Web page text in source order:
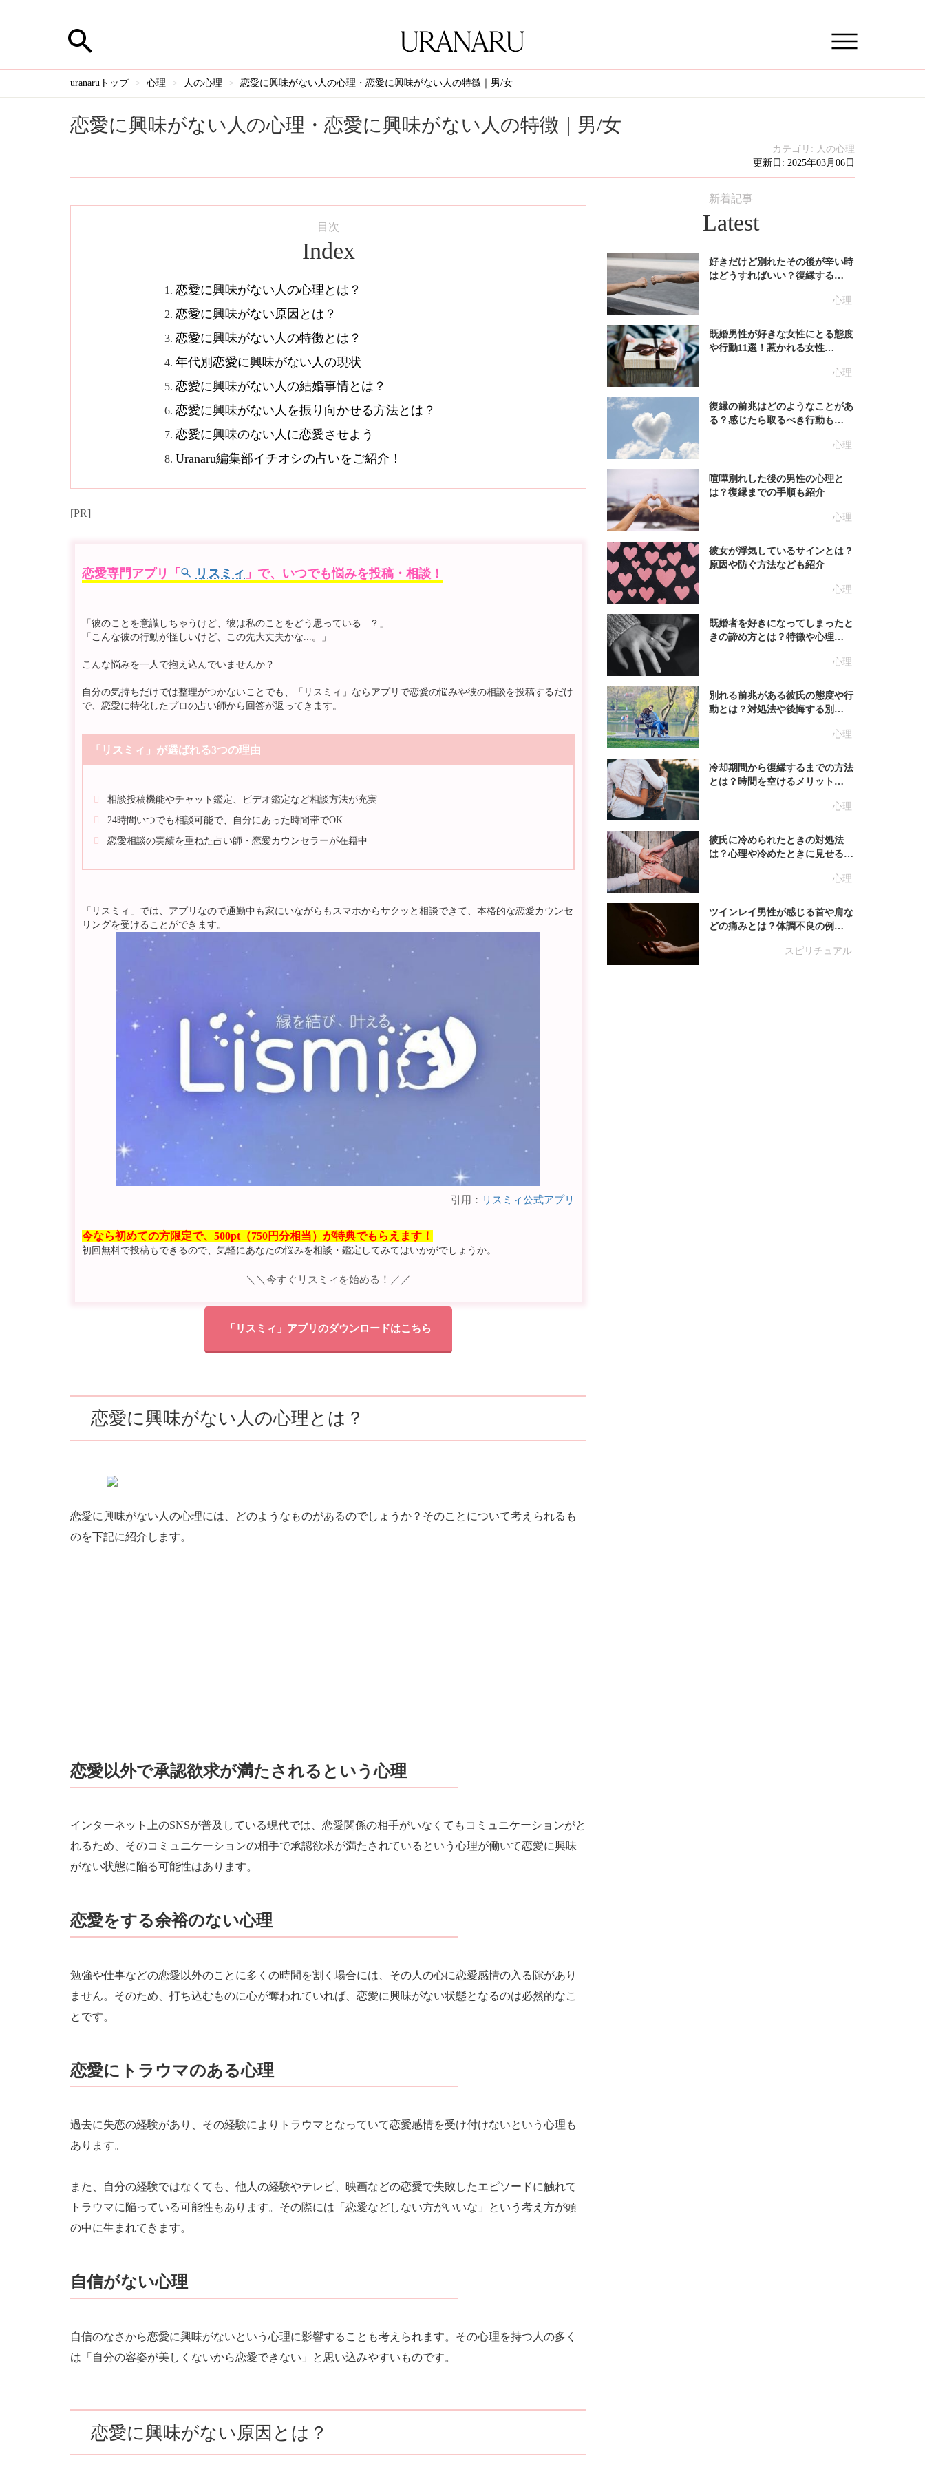
uranaruトップ 心理 人の心理 恋愛に興味がない人の心理・恋愛に興味がない人の特徴｜男/女
恋愛に興味がない人の心理・恋愛に興味がない人の特徴｜男/女
カテゴリ: 人の心理
更新日: 2025年03月06日
目次
Index
恋愛に興味がない人の心理とは？
恋愛に興味がない原因とは？
恋愛に興味がない人の特徴とは？
年代別恋愛に興味がない人の現状
恋愛に興味がない人の結婚事情とは？
恋愛に興味がない人を振り向かせる方法とは？
恋愛に興味のない人に恋愛させよう
Uranaru編集部イチオシの占いをご紹介！
[PR]
恋愛専門アプリ「 リスミィ 」で、いつでも悩みを投稿・相談！
「彼のことを意識しちゃうけど、彼は私のことをどう思っている...？」
「こんな彼の行動が怪しいけど、この先大丈夫かな...。」
こんな悩みを一人で抱え込んでいませんか？
自分の気持ちだけでは整理がつかないことでも、「リスミィ」ならアプリで恋愛の悩みや彼の相談を投稿するだけ
で、恋愛に特化したプロの占い師から回答が返ってきます。
「リスミィ」が選ばれる3つの理由
相談投稿機能やチャット鑑定、ビデオ鑑定など相談方法が充実
24時間いつでも相談可能で、自分にあった時間帯でOK
恋愛相談の実績を重ねた占い師・恋愛カウンセラーが在籍中
「リスミィ」では、アプリなので通勤中も家にいながらもスマホからサクッと相談できて、本格的な恋愛カウンセ
リングを受けることができます。
引用： リスミィ公式アプリ
今なら初めての方限定で、500pt（750円分相当）が特典でもらえます！
初回無料で投稿もできるので、気軽にあなたの悩みを相談・鑑定してみてはいかがでしょうか。
＼＼今すぐリスミィを始める！／／
「リスミィ」アプリのダウンロードはこちら
恋愛に興味がない人の心理とは？
恋愛に興味がない人の心理には、どのようなものがあるのでしょうか？そのことについて考えられるも
のを下記に紹介します。
恋愛以外で承認欲求が満たされるという心理
インターネット上のSNSが普及している現代では、恋愛関係の相手がいなくてもコミュニケーションがと
れるため、そのコミュニケーションの相手で承認欲求が満たされているという心理が働いて恋愛に興味
がない状態に陥る可能性はあります。
恋愛をする余裕のない心理
勉強や仕事などの恋愛以外のことに多くの時間を割く場合には、その人の心に恋愛感情の入る隙があり
ません。そのため、打ち込むものに心が奪われていれば、恋愛に興味がない状態となるのは必然的なこ
とです。
恋愛にトラウマのある心理
過去に失恋の経験があり、その経験によりトラウマとなっていて恋愛感情を受け付けないという心理も
あります。
また、自分の経験ではなくても、他人の経験やテレビ、映画などの恋愛で失敗したエピソードに触れて
トラウマに陥っている可能性もあります。その際には「恋愛などしない方がいいな」という考え方が頭
の中に生まれてきます。
自信がない心理
自信のなさから恋愛に興味がないという心理に影響することも考えられます。その心理を持つ人の多く
は「自分の容姿が美しくないから恋愛できない」と思い込みやすいものです。
恋愛に興味がない原因とは？
新着記事
Latest
心理
好きだけど別れたその後が辛い時
はどうすればいい？復縁する…
心理
既婚男性が好きな女性にとる態度
や行動11選！惹かれる女性…
心理
復縁の前兆はどのようなことがあ
る？感じたら取るべき行動も…
心理
喧嘩別れした後の男性の心理と
は？復縁までの手順も紹介
心理
彼女が浮気しているサインとは？
原因や防ぐ方法なども紹介
心理
既婚者を好きになってしまったと
きの諦め方とは？特徴や心理…
心理
別れる前兆がある彼氏の態度や行
動とは？対処法や後悔する別…
心理
冷却期間から復縁するまでの方法
とは？時間を空けるメリット…
心理
彼氏に冷められたときの対処法
は？心理や冷めたときに見せる…
スピリチュアル
ツインレイ男性が感じる首や肩な
どの痛みとは？体調不良の例…